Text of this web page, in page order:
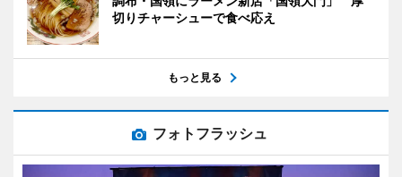
切りチャーシューで食べ応え
もっと見る
フォトフラッシュ